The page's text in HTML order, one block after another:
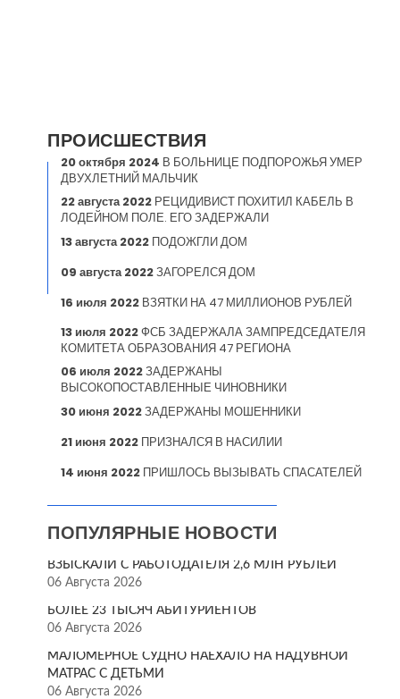
ПРОИСШЕСТВИЯ
20 октября 2024 В БОЛЬНИЦЕ ПОДПОРОЖЬЯ УМЕР
ДВУХЛЕТНИЙ МАЛЬЧИК
22 августа 2022 РЕЦИДИВИСТ ПОХИТИЛ КАБЕЛЬ В
ЛОДЕЙНОМ ПОЛЕ. ЕГО ЗАДЕРЖАЛИ
13 августа 2022 ПОДОЖГЛИ ДОМ
09 августа 2022ЗАГОРЕЛСЯ ДОМ
16 июля 2022 ВЗЯТКИ НА 47 МИЛЛИОНОВ РУБЛЕЙ
13 июля 2022ФСБ ЗАДЕРЖАЛА ЗАМПРЕДСЕДАТЕЛЯ
КОМИТЕТА ОБРАЗОВАНИЯ 47 РЕГИОНА
06 июля 2022ЗАДЕРЖАНЫ
ВЫСОКОПОСТАВЛЕННЫЕ ЧИНОВНИКИ
30 июня 2022ЗАДЕРЖАНЫ МОШЕННИКИ
21 июня 2022 ПРИЗНАЛСЯ В НАСИЛИИ
14 июня 2022 ПРИШЛОСЬ ВЫЗЫВАТЬ СПАСАТЕЛЕЙ
ПОПУЛЯРНЫЕ НОВОСТИ
ВЗЫСКАЛИ С РАБОТОДАТЕЛЯ 2,6 МЛН РУБЛЕЙ
06 Августа 2026
БОЛЕЕ 23 ТЫСЯЧ АБИТУРИЕНТОВ
06 Августа 2026
МАЛОМЕРНОЕ СУДНО НАЕХАЛО НА НАДУВНОЙ
МАТРАС С ДЕТЬМИ
06 Августа 2026